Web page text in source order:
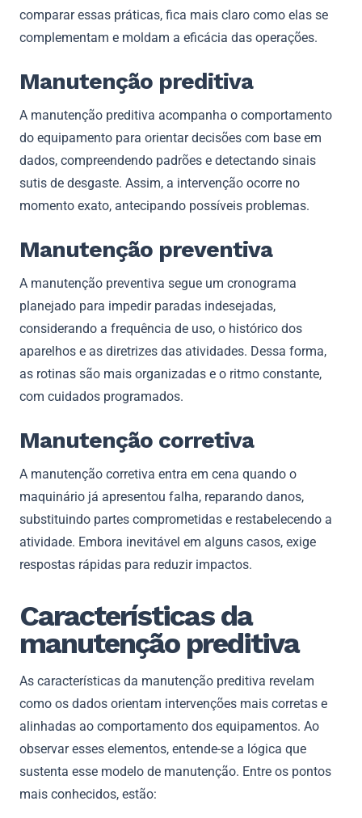
comparar essas práticas, fica mais claro como elas se
complementam e moldam a eficácia das operações.
Manutenção preditiva
A manutenção preditiva acompanha o comportamento
do equipamento para orientar decisões com base em
dados, compreendendo padrões e detectando sinais
sutis de desgaste. Assim, a intervenção ocorre no
momento exato, antecipando possíveis problemas.
Manutenção preventiva
A manutenção preventiva segue um cronograma
planejado para impedir paradas indesejadas,
considerando a frequência de uso, o histórico dos
aparelhos e as diretrizes das atividades. Dessa forma,
as rotinas são mais organizadas e o ritmo constante,
com cuidados programados.
Manutenção corretiva
A manutenção corretiva entra em cena quando o
maquinário já apresentou falha, reparando danos,
substituindo partes comprometidas e restabelecendo a
atividade. Embora inevitável em alguns casos, exige
respostas rápidas para reduzir impactos.
Características da
manutenção preditiva
As características da manutenção preditiva revelam
como os dados orientam intervenções mais corretas e
alinhadas ao comportamento dos equipamentos. Ao
observar esses elementos, entende-se a lógica que
sustenta esse modelo de manutenção. Entre os pontos
mais conhecidos, estão: